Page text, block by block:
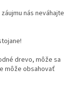
nás neváhajte
drevo, môže sa
môže obsahovať